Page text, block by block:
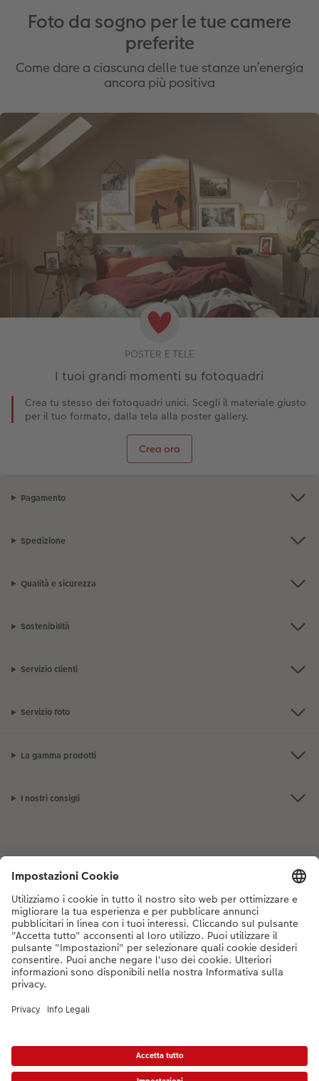
Foto da sogno per le tue camere
preferite
Come dare a ciascuna delle tue stanze un’energia
ancora più positiva
POSTER E TELE
I tuoi grandi momenti su fotoquadri
Crea tu stesso dei fotoquadri unici. Scegli il materiale giusto
per il tuo formato, dalla tela alla poster gallery.
Crea ora
Pagamento
Spedizione
Qualità e sicurezza
Sostenibilità
Servizio clienti
Servizio foto
La gamma prodotti
I nostri consigli
Se hai domande sui prodotti o sull'ordine, non esitare a contattarci dal
lunedì alla domenica dalle 9:00 alle 20:00 (esclusi i giorni festivi) al
numero di telefono044 499 10 35 dal lunedì alla domenica, dalle 9:00 alle
20:00 (festività escluse)
DE|FR|IT
Il prodotto mostrato potrebbe avere un prezzo più alto.
|Termini e condizioni|Privacy|Info legali